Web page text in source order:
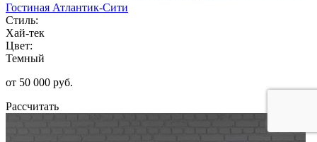
Гостиная Атлантик-Сити
Стиль:
Хай-тек
Цвет:
Темный
от 50 000 руб.
Рассчитать